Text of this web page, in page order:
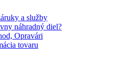
a služby
náhradný diel?
Opravári
tovaru